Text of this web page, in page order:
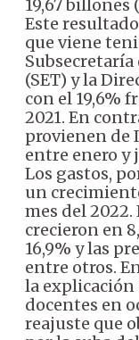
19,67 billones
Este
que viene
(SET) y la
con el 19,6%
2021. En
provienen de
entre enero y
Los gastos,
un
mes del
crecieron en
16,9% y las
entre otros.
la explicación
docentes en
reajuste que